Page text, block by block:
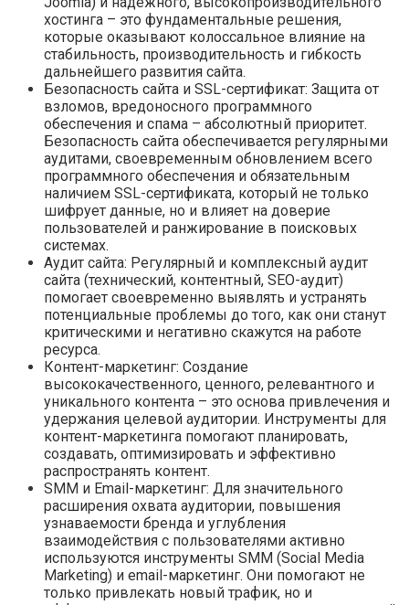
хостинга – это фундаментальные решения,
которые оказывают колоссальное влияние на
стабильность, производительность и гибкость
дальнейшего развития сайта.
Безопасность сайта и SSL-сертификат: Защита от
взломов, вредоносного программного
обеспечения и спама – абсолютный приоритет.
Безопасность сайта обеспечивается регулярными
аудитами, своевременным обновлением всего
программного обеспечения и обязательным
наличием SSL-сертификата, который не только
шифрует данные, но и влияет на доверие
пользователей и ранжирование в поисковых
системах.
Аудит сайта: Регулярный и комплексный аудит
сайта (технический, контентный, SEO-аудит)
помогает своевременно выявлять и устранять
потенциальные проблемы до того, как они станут
критическими и негативно скажутся на работе
ресурса.
Контент-маркетинг: Создание
высококачественного, ценного, релевантного и
уникального контента – это основа привлечения и
удержания целевой аудитории. Инструменты для
контент-маркетинга помогают планировать,
создавать, оптимизировать и эффективно
распространять контент.
SMM и Email-маркетинг: Для значительного
расширения охвата аудитории, повышения
узнаваемости бренда и углубления
взаимодействия с пользователями активно
используются инструменты SMM (Social Media
Marketing) и email-маркетинг. Они помогают не
только привлекать новый трафик, но и